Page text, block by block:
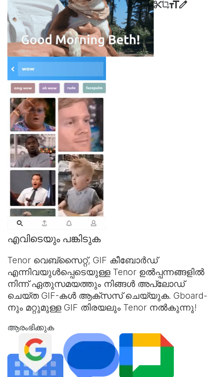
എവിടെയും പങ്കിടുക
Tenor വെബ്‌സൈറ്റ്, GIF കീബോർഡ്
എന്നിവയുൾപ്പെടെയുള്ള Tenor ഉൽപ്പന്നങ്ങളിൽ
നിന്ന് ഏതുസമയത്തും നിങ്ങൾ അപ്‌ലോഡ്
ചെയ്ത GIF-കൾ ആക്‌സസ് ചെയ്യുക. Gboard-
നും മറ്റുമുള്ള GIF തിരയലും Tenor നൽകുന്നു!
ആരംഭിക്കുക